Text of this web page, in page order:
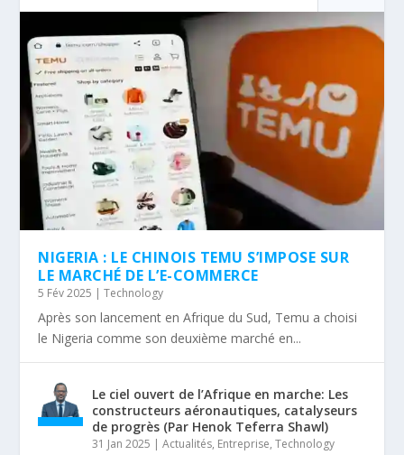
NIGERIA : LE CHINOIS TEMU S’IMPOSE SUR
LE MARCHÉ DE L’E-COMMERCE
5 Fév 2025 |Technology
Après son lancement en Afrique du Sud, Temu a choisi
le Nigeria comme son deuxième marché en...
Le ciel ouvert de l’Afrique en marche: Les
constructeurs aéronautiques, catalyseurs
de progrès (Par Henok Teferra Shawl)
31 Jan 2025 |Actualités, Entreprise,Technology